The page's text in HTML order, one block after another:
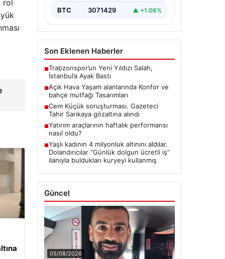
rol
BTC 3071429 ▲ +1.06%
Son Eklenen Haberler
■Trabzonspor’un Yeni Yıldızı Salah,
İstanbul’a Ayak Bastı
■Açık Hava Yaşam alanlarında Konfor ve
bahçe mutfağı Tasarımları
■Cem Küçük soruşturması. Gazeteci
Tahir Sarıkaya gözaltına alındı
■Yatırım araçlarının haftalık performansı
nasıl oldu?
■Yaşlı kadının 4 milyonluk altınını aldılar.
Dolandırıcılar “Günlük dolgun ücretli iş”
ilanıyla buldukları kuryeyi kullanmış
Güncel
05/08/2026